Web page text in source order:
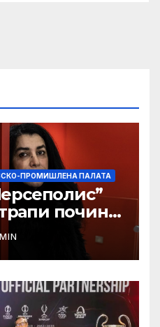
ПРОМИШЛЕНА ПАЛАТА
почина
години